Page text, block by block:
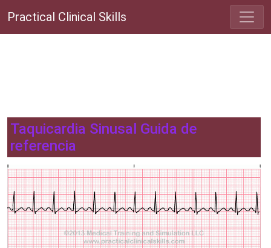
Practical Clinical Skills
Taquicardia Sinusal Guida de
referencia